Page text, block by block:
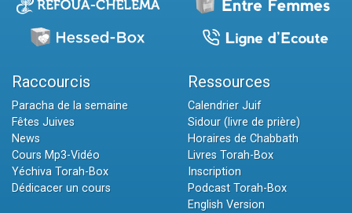
Raccourcis
Paracha de la semaine
Fêtes Juives
News
Cours Mp3-Vidéo
Yéchiva Torah-Box
Dédicacer un cours
Ressources
Calendrier Juif
Sidour (livre de prière)
Horaires de Chabbath
Livres Torah-Box
Inscription
Podcast Torah-Box
English Version